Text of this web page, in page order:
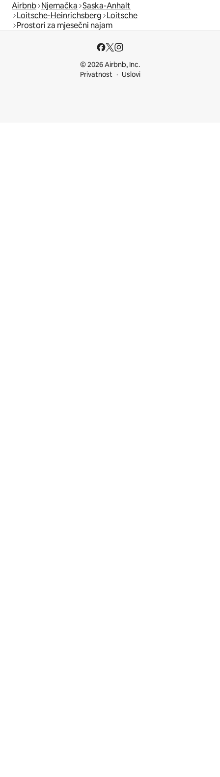
Airbnb Njemačka Saska-Anhalt
Loitsche-Heinrichsberg Loitsche
Prostori za mjesečni najam
© 2026 Airbnb, Inc.
Privatnost
Uslovi